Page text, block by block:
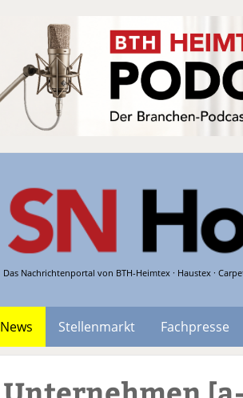
Das Nachrichtenportal von BTH-Heimtex · Haustex ·
News Stellenmarkt Fachpresse